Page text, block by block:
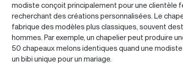
modiste conçoit principalement pour une clientèle
recherchant des créations personnalisées. Le
fabrique des modèles plus classiques, souvent
hommes. Par exemple, un chapelier peut produire
50 chapeaux melons identiques quand une
un bibi unique pour un mariage.